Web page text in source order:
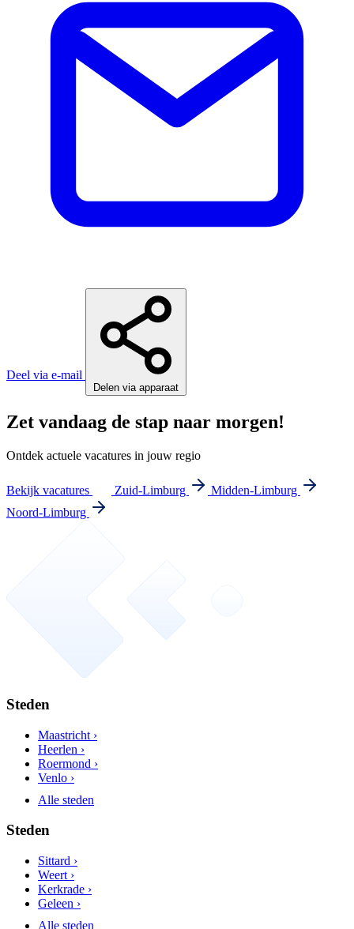
Deel via e-mail
Delen via apparaat
Zet vandaag de stap naar morgen!
Ontdek actuele vacatures in jouw regio
Bekijk vacatures Zuid-Limburg
Midden-Limburg
Noord-Limburg
Steden
Maastricht ›
Heerlen ›
Roermond ›
Venlo ›
Alle steden
Steden
Sittard ›
Weert ›
Kerkrade ›
Geleen ›
Alle steden